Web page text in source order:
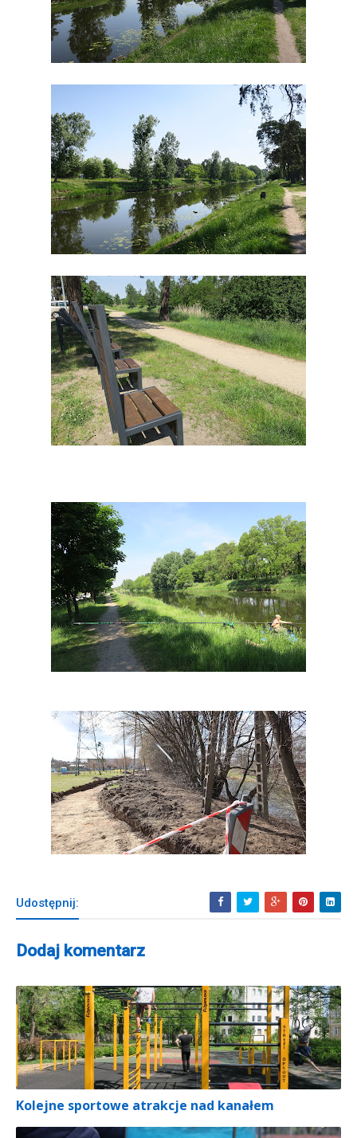
Udostępnij:
Dodaj komentarz
Kolejne sportowe atrakcje nad kanałem